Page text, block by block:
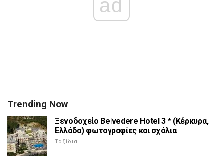
ad
Trending Now
Ξενοδοχείο Belvedere Hotel 3 * (Κέρκυρα,
Ελλάδα) φωτογραφίες και σχόλια
Ταξίδια